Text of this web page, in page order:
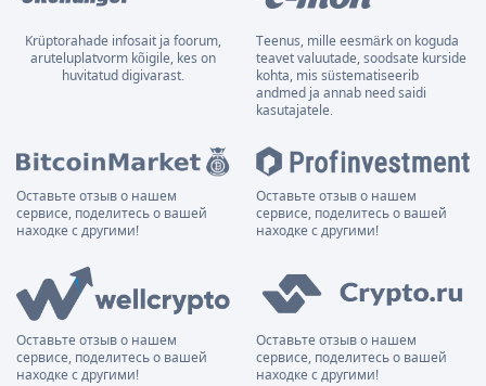
Krüptorahade infosait ja foorum,
aruteluplatvorm kõigile, kes on
huvitatud digivarast.
Teenus, mille eesmärk on koguda
teavet valuutade, soodsate kurside
kohta, mis süstematiseerib
andmed ja annab need saidi
kasutajatele.
Оставьте отзыв о нашем
сервисе, поделитесь о вашей
находке с другими!
Оставьте отзыв о нашем
сервисе, поделитесь о вашей
находке с другими!
Оставьте отзыв о нашем
сервисе, поделитесь о вашей
находке с другими!
Оставьте отзыв о нашем
сервисе, поделитесь о вашей
находке с другими!